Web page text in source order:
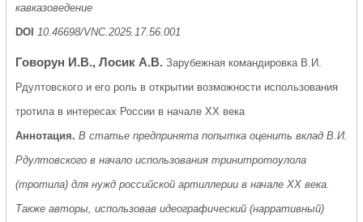
кавказоведение
DOI
10.46698/VNC.2025.17.56.001
Говорун И.В., Лосик А.В. Зарубежная командировка В.И.
Рдултовского и его роль в открытии возможности использования
тротила в интересах России в начале XX века
Аннотация. В статье предпринята попытка оценить вклад В.И.
Рдултовского в начало использования тринитротоулола
(тротила) для нужд российской артиллерии в начале ХХ века.
Также авторы, использовав идеографический (нарративный)